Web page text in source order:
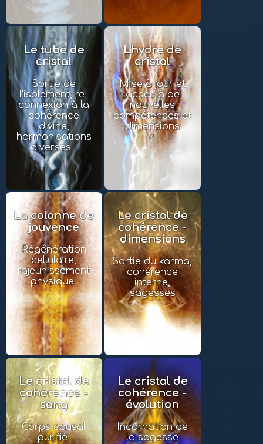
Le tube de
cristal
Sortie de
l'isolement, re-
connexion à la
cohérence
divine,
harmonisations
diverses
L'hydre de
cristal
Mise à jour et
accès à de
nouvelles
compétences et
dimensions
La colonne de
jouvence
Régénération
cellulaire,
rajeunissement
physique
Le cristal de
cohérence -
dimensions
Sortie du karma,
cohérence
interne,
sagesses
Le cristal de
cohérence -
sang
Corps causal
purifié
Le cristal de
cohérence -
évolution
Incarnation de
la sagesse